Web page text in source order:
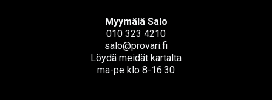
Myymälä Salo
010 323 4210
salo@provari.fi
Löydä meidät kartalta
ma-pe klo 8-16:30